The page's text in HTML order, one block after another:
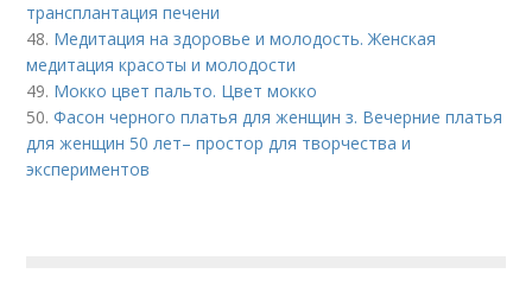
трансплантация печени
48. Медитация на здоровье и молодость. Женская
медитация красоты и молодости
49. Мокко цвет пальто. Цвет мокко
50.Фасон черного платья для женщин з. Вечерние платья
для женщин 50 лет– простор для творчества и
экспериментов